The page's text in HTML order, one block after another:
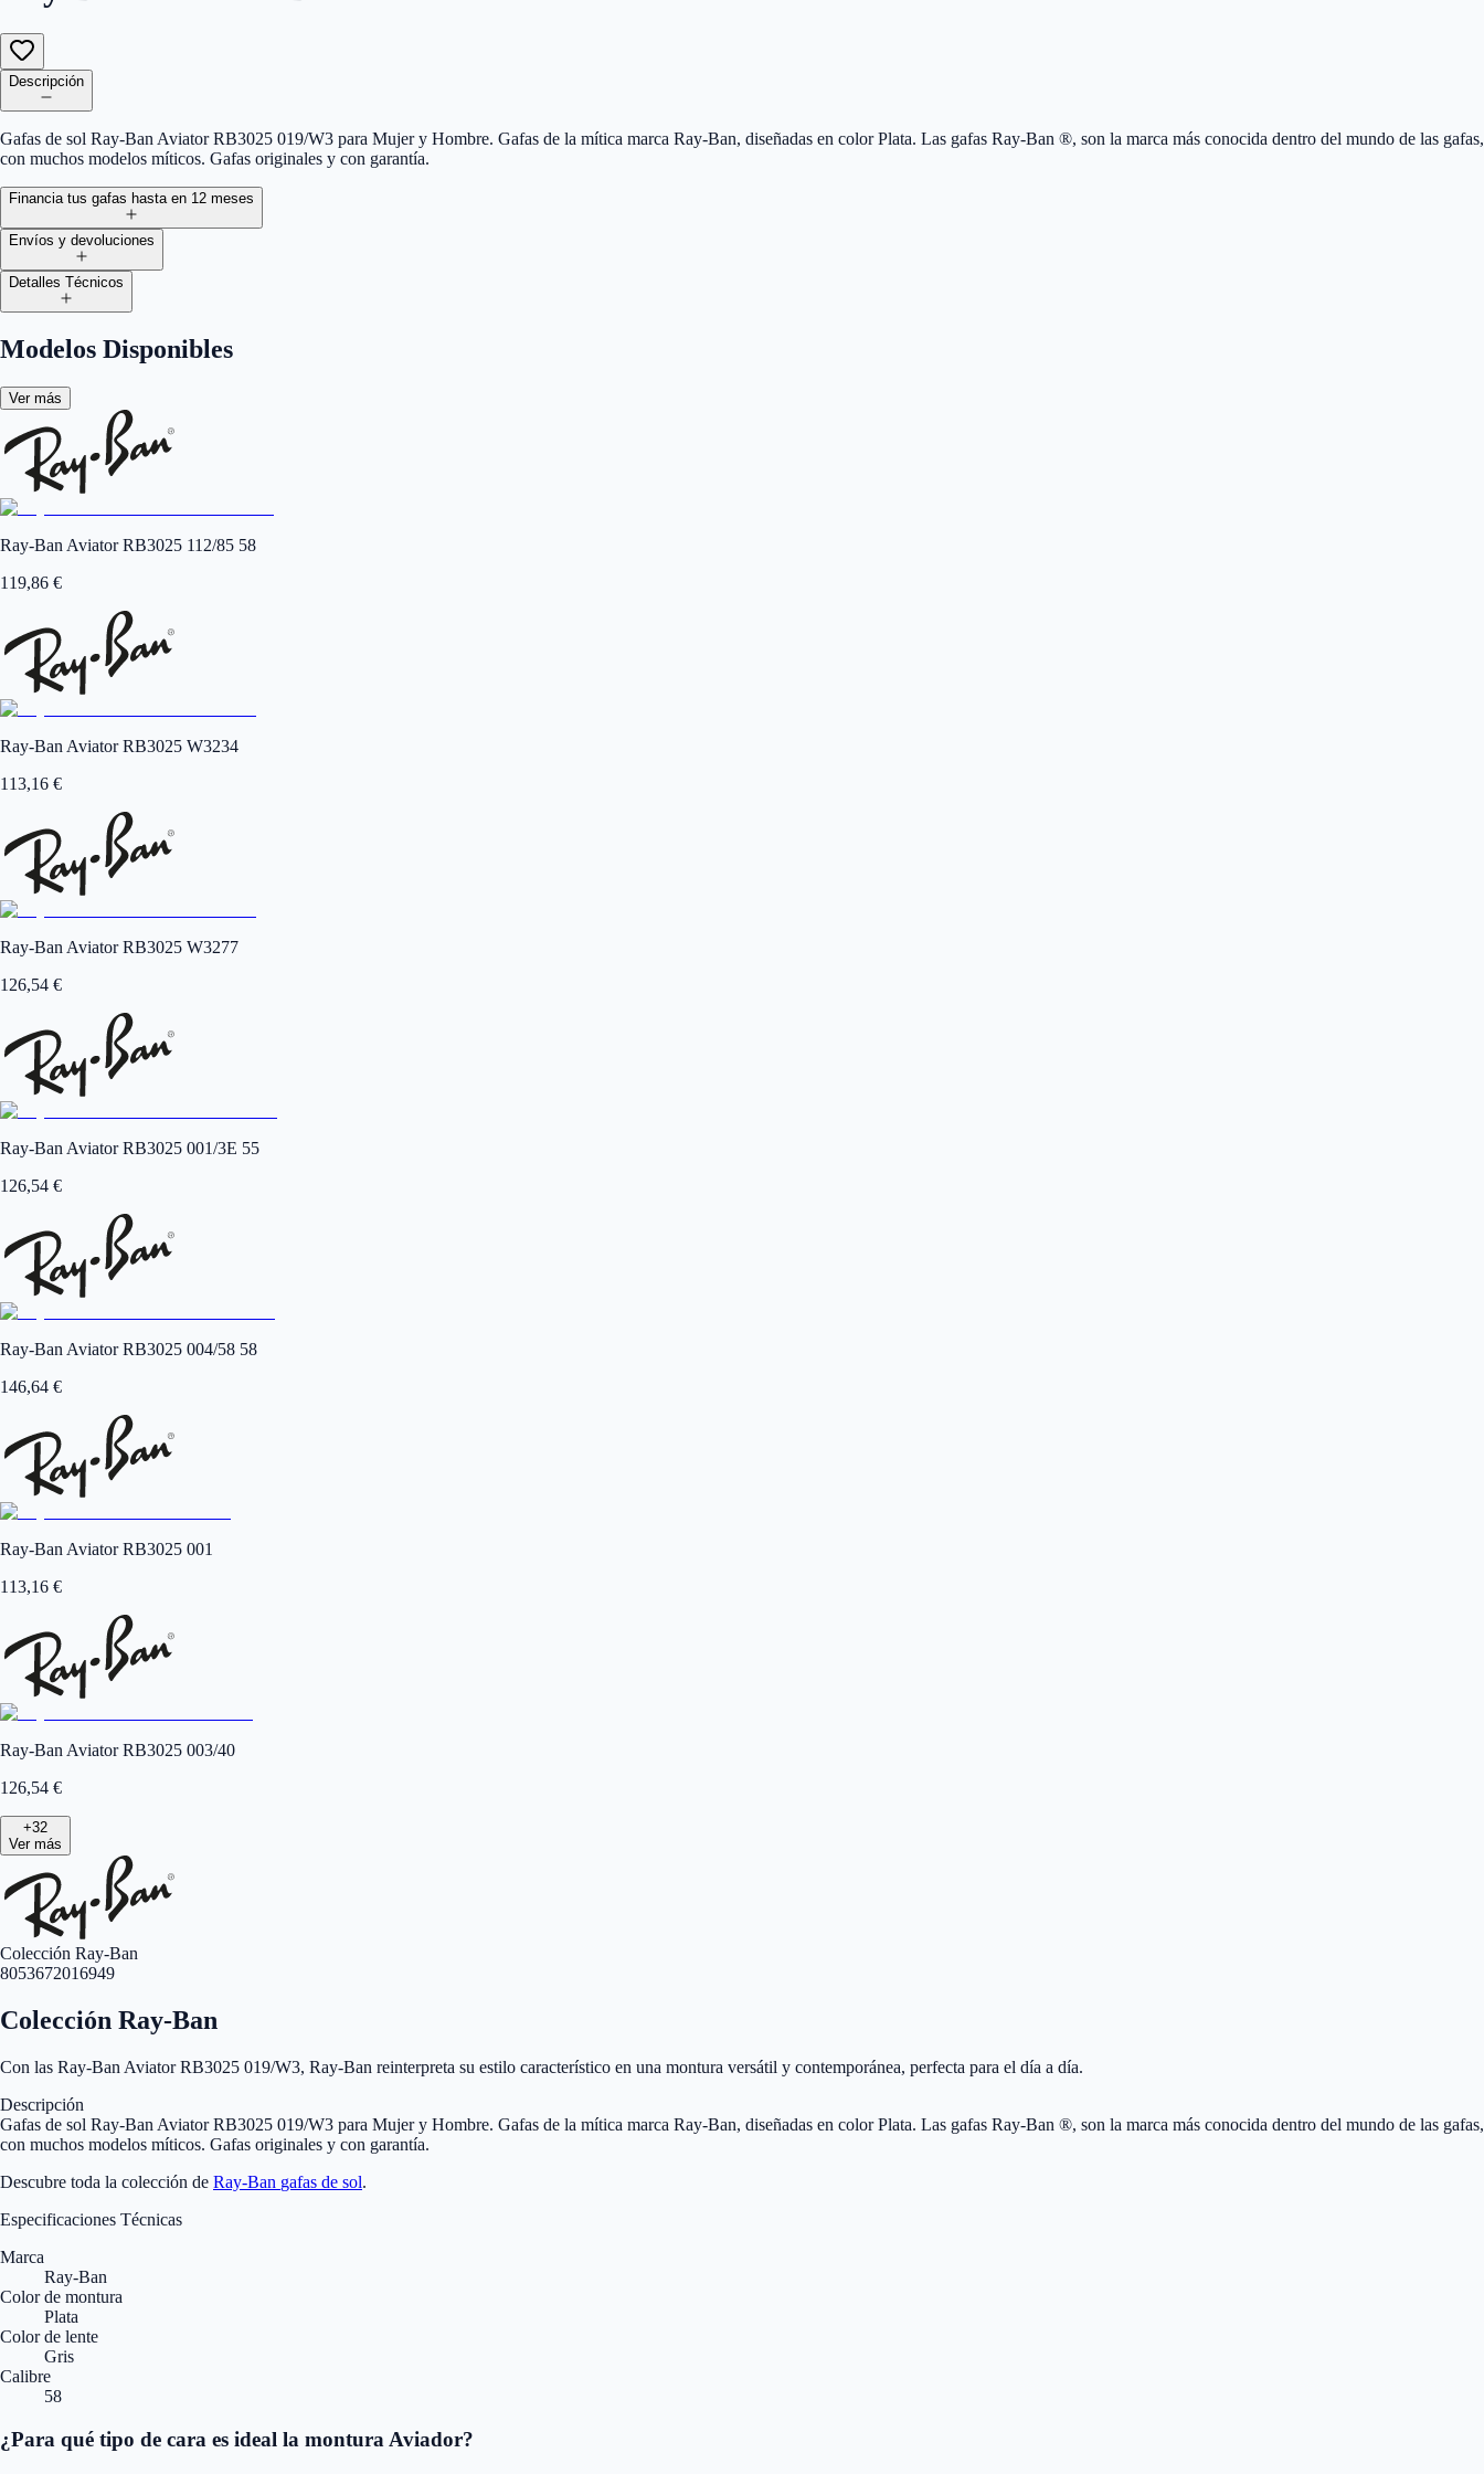
Descripción
Gafas de sol Ray-Ban Aviator RB3025 019/W3 para Mujer y Hombre. Gafas de la mítica marca Ray-Ban, diseñadas en color Plata. Las gafas Ray-Ban ®, son la marca más conocida dentro del mundo de las gafas,
con muchos modelos míticos. Gafas originales y con garantía.
Financia tus gafas hasta en 12 meses
Envíos y devoluciones
Detalles Técnicos
Modelos Disponibles
Ver más
Ray-Ban Aviator RB3025 112/85 58
119,86 €
Ray-Ban Aviator RB3025 W3234
113,16 €
Ray-Ban Aviator RB3025 W3277
126,54 €
Ray-Ban Aviator RB3025 001/3E 55
126,54 €
Ray-Ban Aviator RB3025 004/58 58
146,64 €
Ray-Ban Aviator RB3025 001
113,16 €
Ray-Ban Aviator RB3025 003/40
126,54 €
+32
Ver más
Colección Ray-Ban
8053672016949
Colección Ray-Ban
Con las Ray-Ban Aviator RB3025 019/W3, Ray-Ban reinterpreta su estilo característico en una montura versátil y contemporánea, perfecta para el día a día.
Descripción
Gafas de sol Ray-Ban Aviator RB3025 019/W3 para Mujer y Hombre. Gafas de la mítica marca Ray-Ban, diseñadas en color Plata. Las gafas Ray-Ban ®, son la marca más conocida dentro del mundo de las gafas,
con muchos modelos míticos. Gafas originales y con garantía.
Descubre toda la colección de Ray-Ban gafas de sol.
Especificaciones Técnicas
Marca
Ray-Ban
Color de montura
Plata
Color de lente
Gris
Calibre
58
¿Para qué tipo de cara es ideal la montura Aviador?